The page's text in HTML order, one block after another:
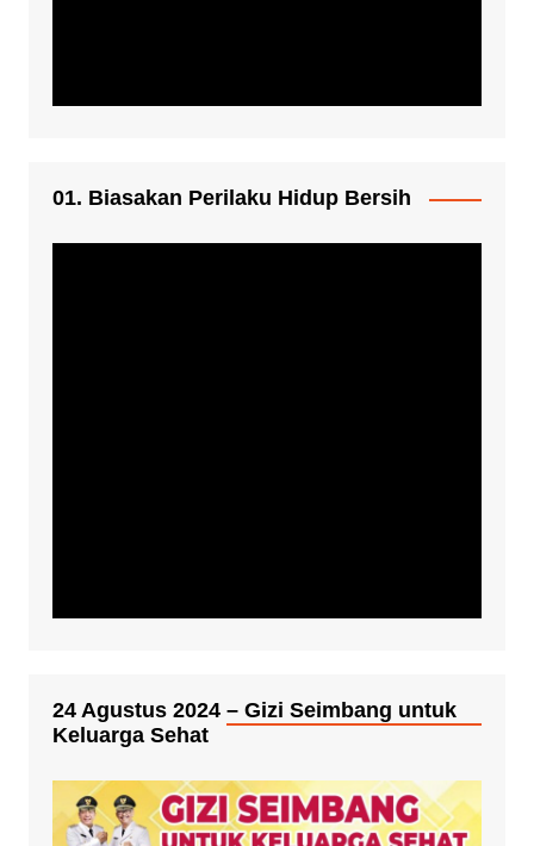
01. Biasakan Perilaku Hidup Bersih
24 Agustus 2024 – Gizi Seimbang untuk
Keluarga Sehat